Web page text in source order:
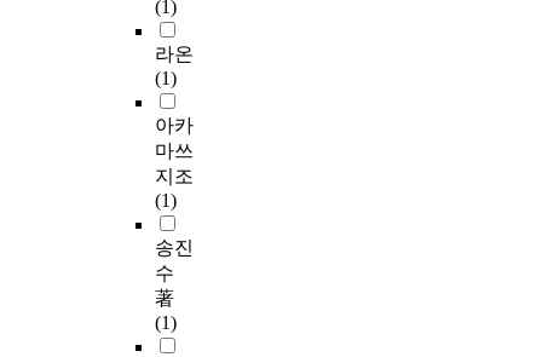
(1)
라온
(1)
아카
마쓰
지조
(1)
송진
수
著
(1)